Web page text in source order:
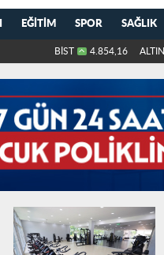
EĞITIM SPOR SAĞLIK
BİST 4.854,16 ALTIN